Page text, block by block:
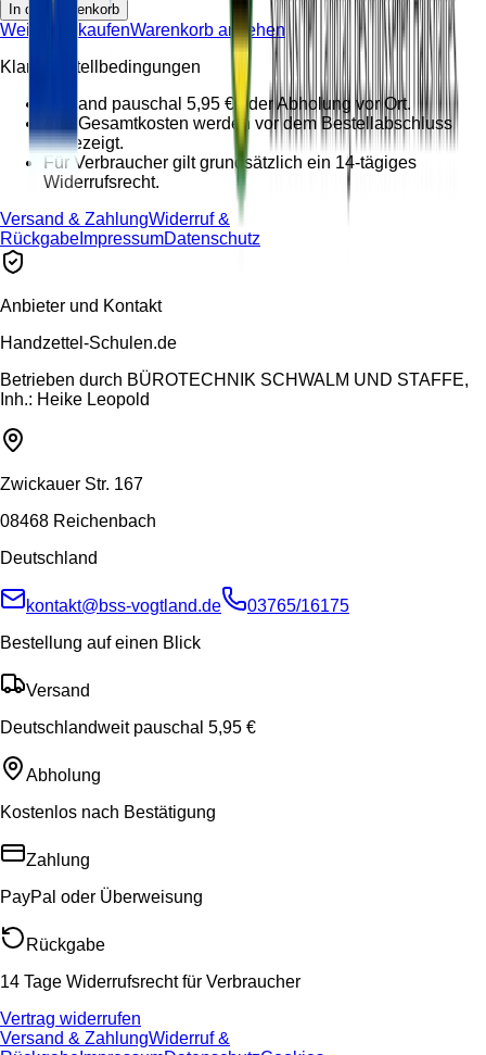
In den Warenkorb
Weiter einkaufenWarenkorb ansehen
Klare Bestellbedingungen
Versand pauschal 5,95 € oder Abholung vor Ort.
Alle Gesamtkosten werden vor dem Bestellabschluss
angezeigt.
Für Verbraucher gilt grundsätzlich ein 14-tägiges
Widerrufsrecht.
Versand & ZahlungWiderruf &
Rückgabe ImpressumDatenschutz
Anbieter und Kontakt
Handzettel-Schulen.de
Betrieben durch BÜROTECHNIK SCHWALM UND STAFFE,
Inh.: Heike Leopold
Zwickauer Str. 167
08468 Reichenbach
Deutschland
kontakt@bss-vogtland.de
03765/16175
Bestellung auf einen Blick
Versand
Deutschlandweit pauschal 5,95 €
Abholung
Kostenlos nach Bestätigung
Zahlung
PayPal oder Überweisung
Rückgabe
14 Tage Widerrufsrecht für Verbraucher
Vertrag widerrufen
Versand & ZahlungWiderruf &